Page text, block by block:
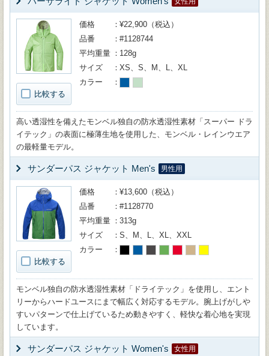
比較する
価格
¥22,900（税込）
品番
#1128744
平均重量
128g
サイズ
XS、S、M、L、XL
カラー
高い透湿性を備えたモンベル独自の防水透湿性素材「スーパー ドラ
イテック」の表面に極薄生地を使用した、モンベル・レインウエア
の最軽量モデル。
サンダーパス ジャケット Men's 男性用
比較する
価格
¥13,600（税込）
品番
#1128770
平均重量
313g
サイズ
S、M、L、XL、XXL
カラー
モンベル独自の防水透湿性素材「ドライテック」を使用し、エント
リーからハードユースにまで幅広く対応するモデル。腕上げがしや
すいパターンで仕上げているため動きやすく、軽快な着心地を実現
しています。
サンダーパス ジャケット Women's 女性用